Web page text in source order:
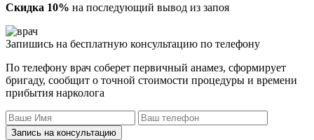
Скидка 10% на последующий вывод из запоя
Запишись на бесплатную консультацию по телефону
По телефону врач соберет первичный анамез, сформирует
бригаду, сообщит о точной стоимости процедуры и времени
прибытия нарколога
Запись на консультацию